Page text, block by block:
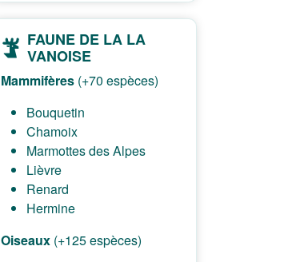
FAUNE DE LA LA
VANOISE
Mammifères (+70 espèces)
Bouquetin
Chamoix
Marmottes des Alpes
Lièvre
Renard
Hermine
Oiseaux (+125 espèces)